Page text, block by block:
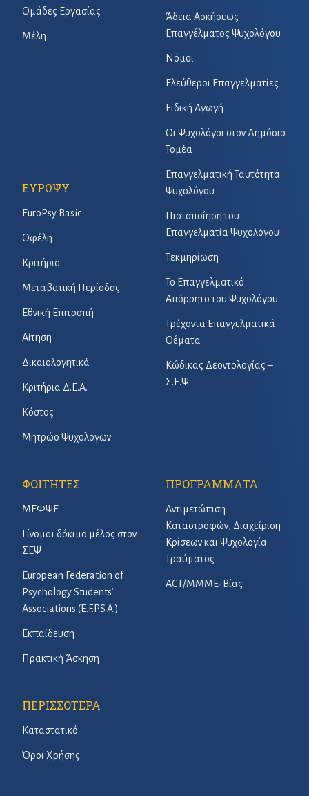
Ομάδες Εργασίας
Μέλη
Άδεια Ασκήσεως
Επαγγέλματος Ψυχολόγου
Νόμοι
Ελεύθεροι Επαγγελματίες
Ειδική Αγωγή
Οι Ψυχολόγοι στον Δημόσιο
Τομέα
Επαγγελματική Ταυτότητα
Ψυχολόγου
Πιστοποίηση του
Επαγγελματία Ψυχολόγου
Τεκμηρίωση
Το Επαγγελματικό
Απόρρητο του Ψυχολόγου
Τρέχοντα Επαγγελματικά
Θέματα
Κώδικας Δεοντολογίας –
Σ.Ε.Ψ.
ΕΥΡΩΨΥ
EuroPsy Basic
Οφέλη
Κριτήρια
Μεταβατική Περίοδος
Εθνική Επιτροπή
Αίτηση
Δικαιολογητικά
Κριτήρια Δ.Ε.Α.
Κόστος
Μητρώο Ψυχολόγων
ΦΟΙΤΗΤΕΣ
ΜΕΦΨΕ
Γίνομαι δόκιμο μέλος στον
ΣΕΨ
European Federation of
Psychology Students’
Associations (E.F.P.S.A.)
Εκπαίδευση
Πρακτική Άσκηση
ΠΡΟΓΡΑΜΜΑΤΑ
Αντιμετώπιση
Καταστροφών, Διαχείριση
Κρίσεων και Ψυχολογία
Τραύματος
ACT/ΜΜΜΕ-Βίας
ΠΕΡΙΣΣΟΤΕΡΑ
Καταστατικό
Όροι Χρήσης